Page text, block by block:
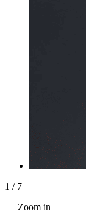
1 / 7
Zoom in